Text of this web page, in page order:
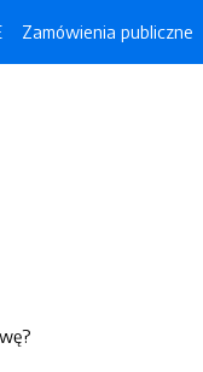
Zamówienia publiczne